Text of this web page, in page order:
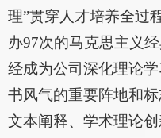
理”贯穿人才培养全过
办97次的马克思主义
经成为公司深化理论
书风气的重要阵地和
文本阐释、学术理论